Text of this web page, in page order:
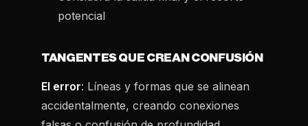
potencial
TANGENTES QUE CREAN CONFUSIÓN
El error: Líneas y formas que se alinean
accidentalmente, creando conexiones